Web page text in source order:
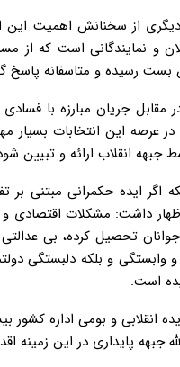
از سخنانش اهمیت
نمایندگانی است که از
بست رسیده و متاسفانه پاسخ
مقابل جریان مبارزه با
این انتخابات بسیار
انقلاب ارائه و تبیین
اگر ایده حکمرانی مبتنی
داشت: مشکلات اقتصادی
تحصیل کرده، بی
و وابستگی و بلکه دلبستگی
است.
انقلابی و بومی اداره
پایداری در این زمینه